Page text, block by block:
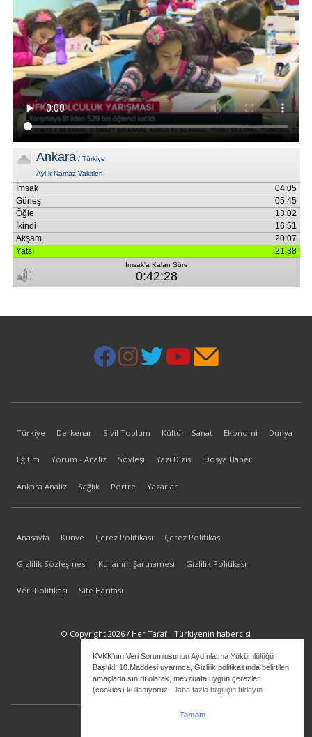
KVKK'nın Veri Sorumlusunun Aydınlatma Yükümlülüğü
Başlıklı 10.Maddesi uyarınca, Gizlilik politikasında belirtilen
amaçlarla sınırlı olarak, mevzuata uygun çerezler
(cookies) kullanıyoruz. Daha fazla bilgi için tıklayın
Tamam
Türkiye Derkenar Sivil Toplum Kültür - Sanat Ekonomi Dünya
Eğitim Yorum - Analiz Söyleşi Yazı Dizisi Dosya Haber
Ankara Analiz Sağlık Portre Yazarlar
Anasayfa Künye Çerez Politikası Çerez Politikası
Gizlilik Sözleşmesi Kullanım Şartnamesi Gizlilik Politikası
Veri Politikası Site Haritası
© Copyright 2026 / Her Taraf - Türkiyenin habercisi
bilgi@hertaraf.com